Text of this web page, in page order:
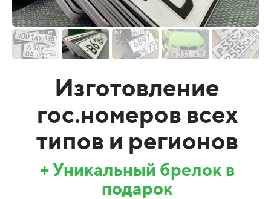
Изготовление
гос.номеров всех
типов и регионов
+ Уникальный брелок в
подарок